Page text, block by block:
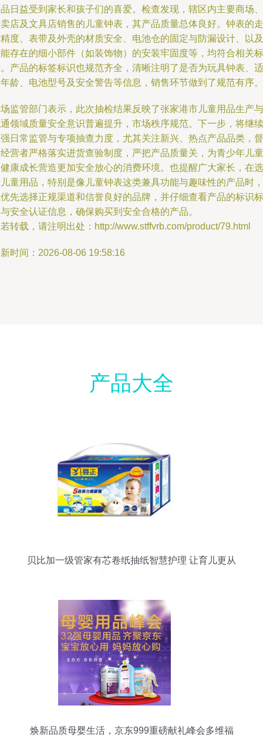
日益受到家长和孩子们的喜爱。检查发现，辖区内主要商场、
店及文具店销售的儿童钟表，其产品质量总体良好。钟表的走
度、表带及外壳的材质安全、电池仓的固定与防漏设计、以及
存在的细小部件（如装饰物）的安装牢固度等，均符合相关标
产品的标签标识也规范齐全，清晰注明了是否为玩具钟表、适
龄、电池型号及安全警告等信息，销售环节做到了规范有序。
监管部门表示，此次抽检结果反映了张家港市儿童用品生产与
领域质量安全意识普遍提升，市场秩序规范。下一步，将继续
日常监管与专项抽查力度，尤其关注新兴、热点产品品类，督
营者严格落实进货查验制度，严把产品质量关，为青少年儿童
康成长营造更加安全放心的消费环境。也提醒广大家长，在选
童用品，特别是像儿童钟表这类兼具功能与趣味性的产品时，
先选择正规渠道和信誉良好的品牌，并仔细查看产品的标识标
安全认证信息，确保购买到安全合格的产品。
转载，请注明出处：http://www.stffvrb.com/product/79.html
时间：2026-08-06 19:58:16
产品大全
贝比加一级管家有芯卷纸抽纸智慧护理 让育儿更从
焕新品质母婴生活，京东999重磅献礼峰会多维福